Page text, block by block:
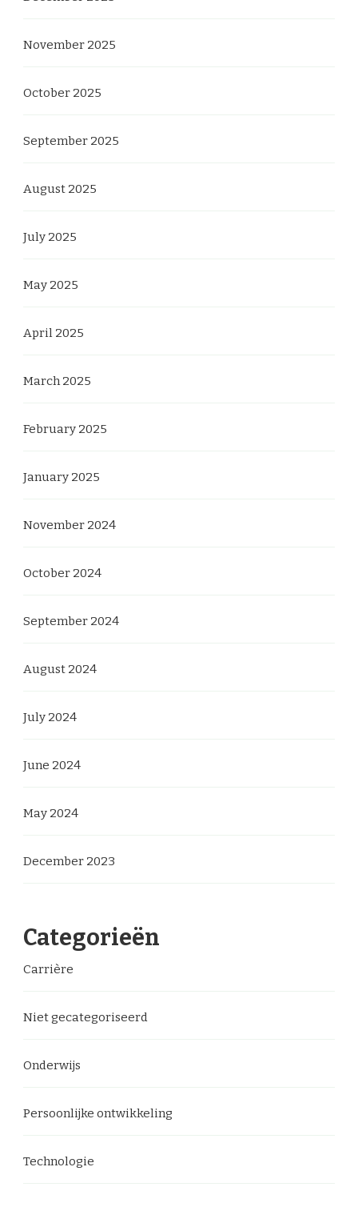
November 2025
October 2025
September 2025
August 2025
July 2025
May 2025
April 2025
March 2025
February 2025
January 2025
November 2024
October 2024
September 2024
August 2024
July 2024
June 2024
May 2024
December 2023
Categorieën
Carrière
Niet gecategoriseerd
Onderwijs
Persoonlijke ontwikkeling
Technologie